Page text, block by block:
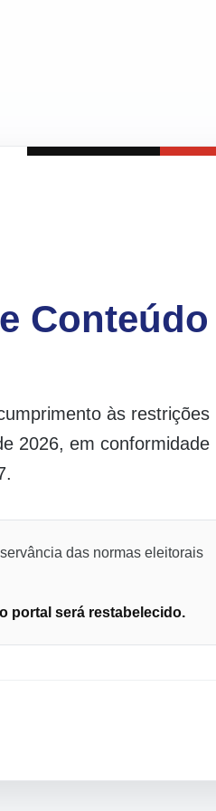
Conteúdo
às restrições
2026, em conformidade
das normas eleitorais
portal será restabelecido.